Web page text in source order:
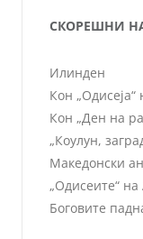
СКОРЕШНИ
Илинден
Кон
Кон „Ден на
„Коулун,
Македонски
„Одисеите“
Боговите